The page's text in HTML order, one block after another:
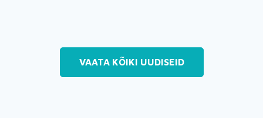
VAATA KÕIKI UUDISEID